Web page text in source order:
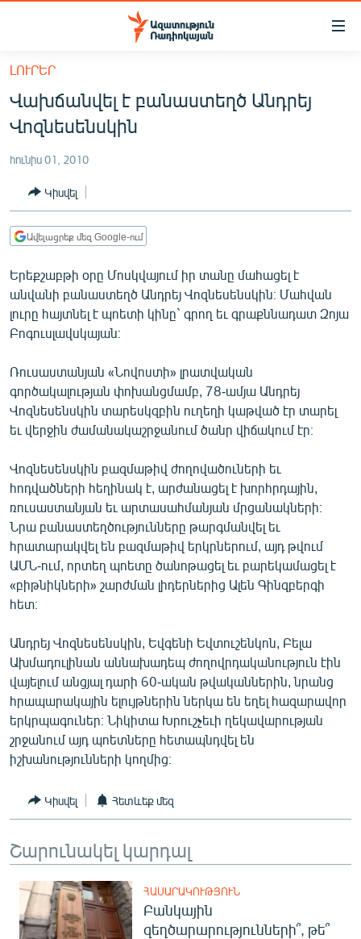
Մատչելիության
հիմնական
բովանդակությանը
Անցնել
հիմնական
մենյուին
ՀԱՅԱՍՏԱՆ
ՔԱՂԱՔԱԿԱՆ
ԸՆՏՐՈՒԹՅՈՒՆՆԵՐ 2026
ԻՐԱՎՈՒՆՔ
ՀԱՍԱՐԱԿՈՒԹՅՈՒՆ
ՂԱՐԱԲԱՂ
ՊԱՏԵՐԱԶՄԻ 6 ՇԱԲԱԹՆԵՐԸ
ՏԱՐԱԾԱՇՐՋԱՆ
ՄԻՋԱԶԳԱՅԻՆ
ՄՇԱԿՈՒՅԹ
ՍՊՈՐՏ
ՄԵԿՆԱԲԱՆՈՒԹՅՈՒՆ
ՏՏ ԵՒ ԻՆՏԵՐՆԵՏ
ԿՈՐՈՆԱՎԻՐՈՒՍ
ԱՐԽԻՎ
ՏԵՍԱՆՅՈՒԹԵՐ
ԲԱՆԱՎԵՃ
ՁԳՏԵԼՈՎ ԼԱՎԱԳՈՒՅՆԻՆ
ՓՈԴՔԱՍԹ
Հայերեն
English
Русский
ՀԵՏԵՎԵՔ ՄԵԶ
«Ազատության» բոլոր կայքերը
ԼՈՒՐԵՐ
Վախճանվել է բանաստեղծ Անդրեյ
Վոզնեսենսկին
հունիս 01, 2010
Կիսվել
Ավելացրեք մեզ Google-ում
Երեքշաբթի օրը Մոսկվայում իր տանը մահացել է
անվանի բանաստեղծ Անդրեյ Վոզնեսենսկին։ Մահվան
լուրը հայտնել է պոետի կինը` գրող եւ գրաքննադատ Զոյա
Բոգուսլավսկայան։
Ռուսաստանյան «Նովոստի» լրատվական
գործակալության փոխանցմամբ, 78-ամյա Անդրեյ
Վոզնեսենսկին տարեսկզբին ուղեղի կաթված էր տարել
եւ վերջին ժամանակաշրջանում ծանր վիճակում էր։
Վոզնեսենսկին բազմաթիվ ժողովածուների եւ
հոդվածների հեղինակ է, արժանացել է խորհրդային,
ռուսաստանյան եւ արտասահմանյան մրցանակների։
Նրա բանաստեղծությունները թարգմանվել եւ
հրատարակվել են բազմաթիվ երկրներում, այդ թվում
ԱՄՆ-ում, որտեղ պոետը ծանոթացել եւ բարեկամացել է
«բիթնիկների» շարժման լիդերներից Ալեն Գինզբերգի
հետ։
Անդրեյ Վոզնեսենսկին, Եվգենի Եվտուշենկոն, Բելա
Ախմադուլինան աննախադեպ ժողովրդականություն էին
վայելում անցյալ դարի 60-ական թվականներին, նրանց
հրապարակային ելույթներին ներկա են եղել հազարավոր
երկրպագուներ։ Նիկիտա Խրուշչեւի ղեկավարության
շրջանում այդ պոետները հետապնդվել են
իշխանությունների կողմից։
Կիսվել Հետևեք մեզ
Շարունակել կարդալ
ՀԱՍԱՐԱԿՈՒԹՅՈՒՆ
Բանկային
զեղծարարությունների՞, թե՞